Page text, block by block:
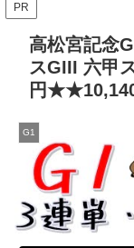
PR
高松宮記念
スGIII 六甲
円
G1